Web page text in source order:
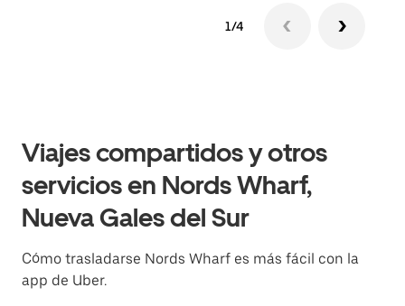
1/4
Viajes compartidos y otros
servicios en Nords Wharf,
Nueva Gales del Sur
Cómo trasladarse Nords Wharf es más fácil con la
app de Uber.